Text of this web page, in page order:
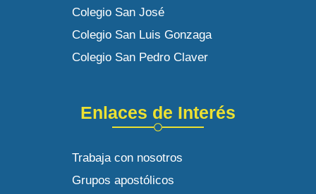
Colegio San José
Colegio San Luis Gonzaga
Colegio San Pedro Claver
Enlaces de Interés
Trabaja con nosotros
Grupos apostólicos